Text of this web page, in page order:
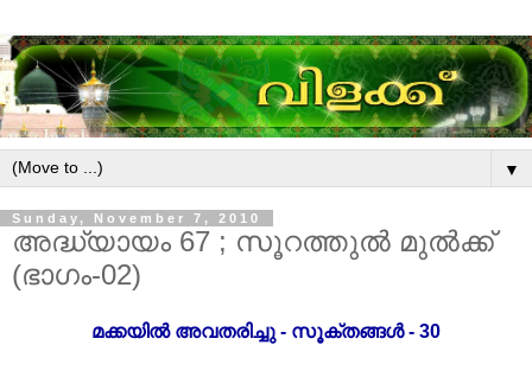
▼
Sunday, November 7, 2010
അദ്ധ്യായം 67 ; സൂറത്തുൽ മുൽക്ക്
(ഭാഗം-02)
മക്കയിൽ അവതരിച്ചു - സൂക്തങ്ങൾ - 30